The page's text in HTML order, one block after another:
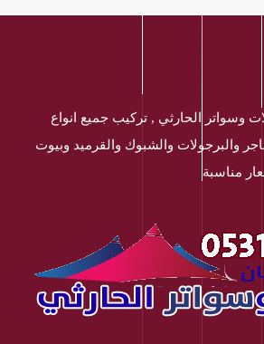
وسواتر الحارثي , تركيب جميع انواع
والبرجولات والشبوك والقرميد وبيوت
مناسبة